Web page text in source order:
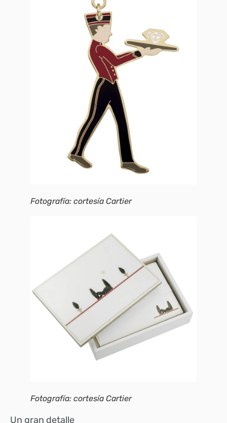
Fotografía: cortesía Cartier
Fotografía: cortesía Cartier
Un gran detalle